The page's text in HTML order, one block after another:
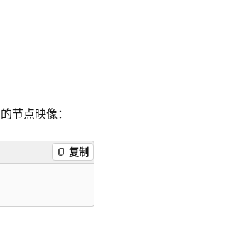
节点映像：
复制